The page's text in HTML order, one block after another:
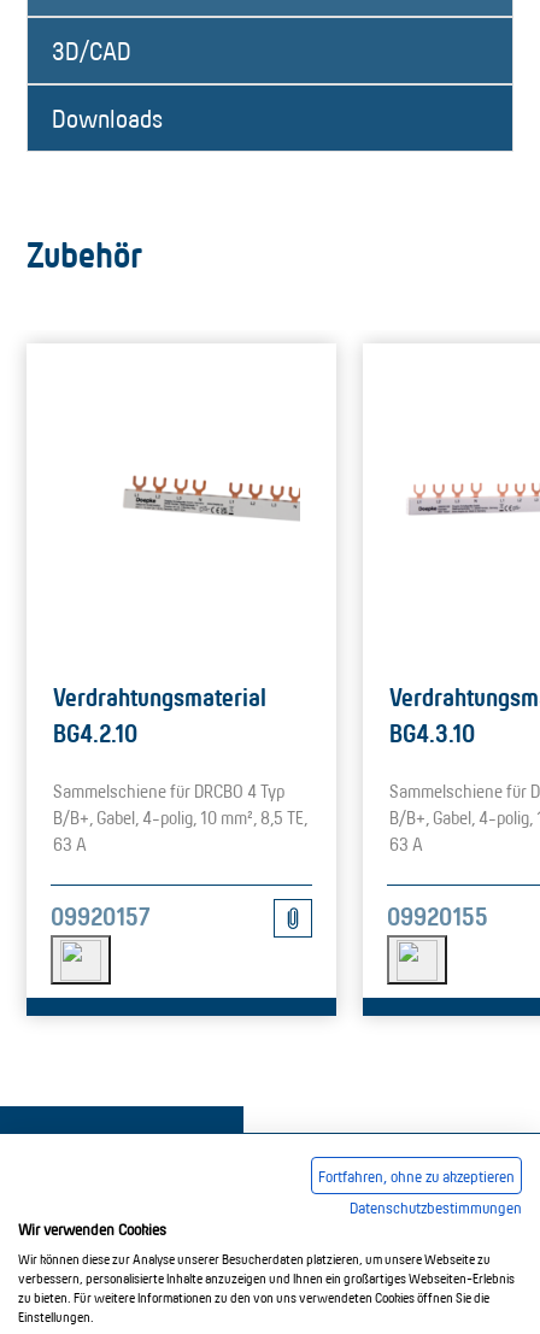
3D/CAD
Downloads
Zubehör
Verdrahtungsmaterial
BG4.2.10
Sammelschiene für DRCBO 4 Typ
B/B+, Gabel, 4-polig, 10 mm², 8,5 TE,
63 A
09920157
BG4.3.10
Sammelschiene für
B/B+, Gabel, 4-polig,
63 A
09920155
Impressum AGB Datenschutzerklärung
Fortfahren, ohne zu akzeptieren
Datenschutzbestimmungen
Wir verwenden Cookies
Wir können diese zur Analyse unserer Besucherdaten platzieren, um unsere Webseite zu
verbessern, personalisierte Inhalte anzuzeigen und Ihnen ein großartiges Webseiten-Erlebnis
zu bieten. Für weitere Informationen zu den von uns verwendeten Cookies öffnen Sie die
Einstellungen.